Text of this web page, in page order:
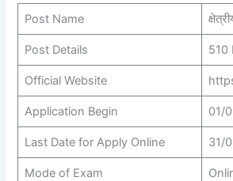
Post Name
Post Details 510
Official Website
Application Begin 01/
Last Date for Apply Online 31/
Mode of Exam